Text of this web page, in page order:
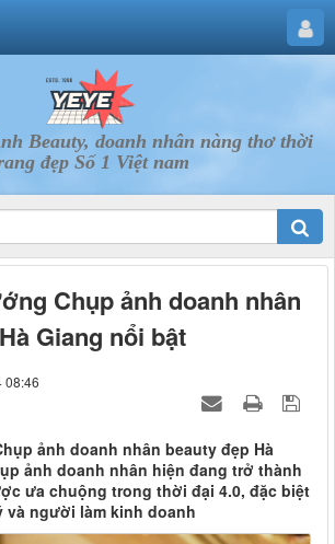
Beauty, doanh nhân nàng thơ thời
đẹp Số 1 Việt nam
Chụp ảnh doanh nhân
Giang nổi bật
08:46
ảnh doanh nhân beauty đẹp Hà
ảnh doanh nhân hiện đang trở thành
ưa chuộng trong thời đại 4.0, đặc biệt
người làm kinh doanh